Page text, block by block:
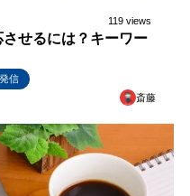
119 views
させるには？キーワー
信
斎藤